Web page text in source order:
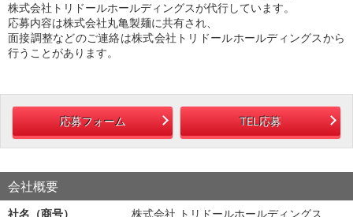
株式会社トリドールホールディングスが代行しています。
応募内容は株式会社丸亀製麺に共有され、
面接調整などのご連絡は株式会社トリドールホールディングスから
行うことがあります。
応募フォーム TEL応募
会社概要
社名（商号）
株式会社 トリドールホールディングス